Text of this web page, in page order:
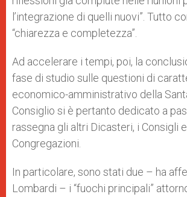
l’integrazione di quelli nuovi”. Tutto
“chiarezza e completezza”.
Ad accelerare i tempi, poi, la
fase di studio sulle questioni di
economico-amministrativo della
Consiglio si è pertanto dedicato a
rassegna gli altri Dicasteri, i Consigli
Congregazioni.
In particolare, sono stati due – ha
Lombardi – i “fuochi principali”